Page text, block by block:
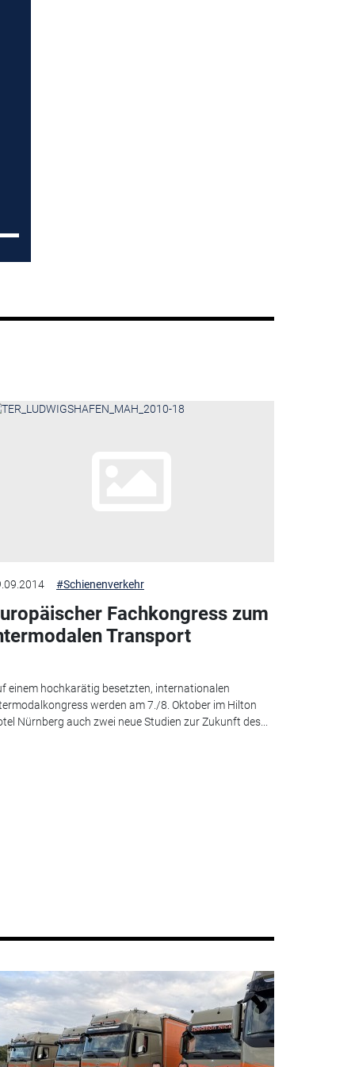
#Schienenverkehr
Fachkongress zum
Transport
einem hochkarätig besetzten, internationalen
werden am 7./8. Oktober im Hilton
Nürnberg auch zwei neue Studien zur Zukunft des...